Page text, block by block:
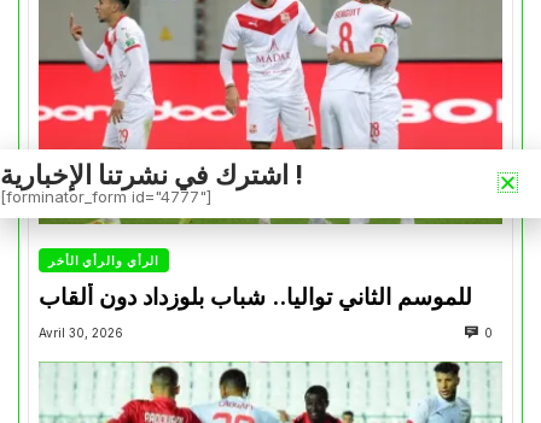
الرأي والرأي الأخر
للموسم الثاني تواليا.. شباب بلوزداد دون ألقاب
Avril 30, 2026 0
اشترك في نشرتنا الإخبارية !
[forminator_form id="4777"]